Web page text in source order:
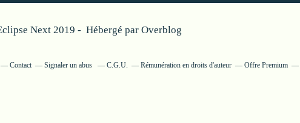
Next 2019 - Hébergé par Overblog
Contact Signaler un abus C.G.U. Rémunération en droits d'auteur Offre Premium